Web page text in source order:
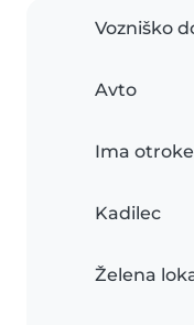
Vozniško
Avto
Ima otroke
Kadilec
Želena